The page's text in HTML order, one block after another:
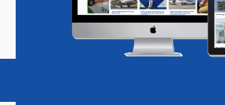
Magazine Podcasts